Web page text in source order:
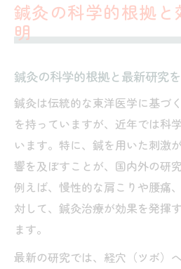
鍼灸の科学的根拠
明
鍼灸の科学的根拠と最新研究
鍼灸は伝統的な東洋医学に基づ
を持っていますが、近年では科
います。特に、鍼を用いた刺激
響を及ぼすことが、国内外の研
例えば、慢性的な肩こりや腰痛
対して、鍼灸治療が効果を発揮
ます。
最新の研究では、経穴（ツボ）